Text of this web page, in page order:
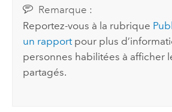
Remarque :
Reportez-vous à la rubrique
un rapportpour plus
personnes habilitées à afficher
partagés.